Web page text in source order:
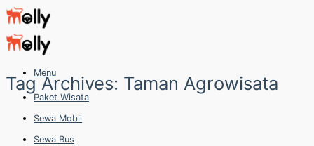
Skip
to
content
Menu
Paket Wisata
Sewa Mobil
Sewa Bus
Tag Archives: Taman Agrowisata